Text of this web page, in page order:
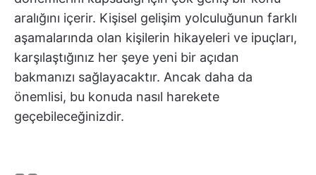
aralığını içerir. Kişisel gelişim yolculuğunun farklı
aşamalarında olan kişilerin hikayeleri ve ipuçları,
karşılaştığınız her şeye yeni bir açıdan
bakmanızı sağlayacaktır. Ancak daha da
önemlisi, bu konuda nasıl harekete
geçebileceğinizdir.